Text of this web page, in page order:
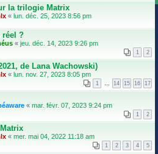
la trilogie Matrix
« lun. déc. 25, 2023 8:56 pm
réel ?
« jeu. déc. 14, 2023 9:26 pm
1 2
de Lana Wachowski)
« lun. nov. 27, 2023 8:05 pm
1 … 14 15 16 17
« mar. févr. 07, 2023 9:24 pm
1 2
« mer. mai 04, 2022 11:18 am
1 2 3 4 5